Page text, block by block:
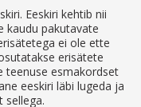
Eeskiri kehtib nii
kaudu pakutavate
ei ole ette
erisätete
teenuse esmakordset
eeskiri läbi lugeda ja
sellega.